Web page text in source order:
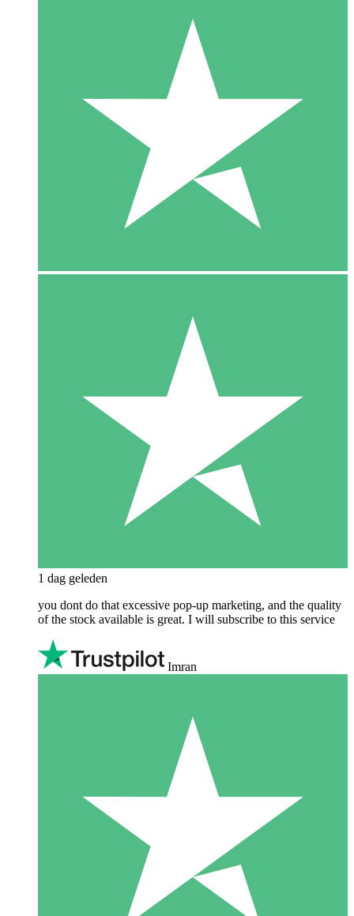
1 dag geleden
you dont do that excessive pop-up marketing, and the quality
of the stock available is great. I will subscribe to this service
Imran